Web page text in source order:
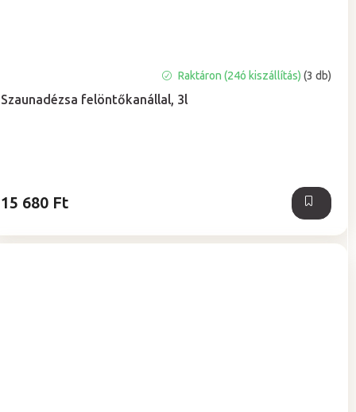
Szaunadézsa felöntőkanállal, 3l
Raktáron (24ó kiszállítás) (3 db)
15 680 Ft